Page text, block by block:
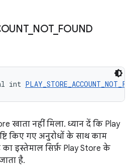
_ NOT_ FOUND
int
खाता नहीं मिला. ध्यान दें कि Play
किए गए अनुरोधों के साथ काम
इस्तेमाल सिर्फ़ Play Store के
है.